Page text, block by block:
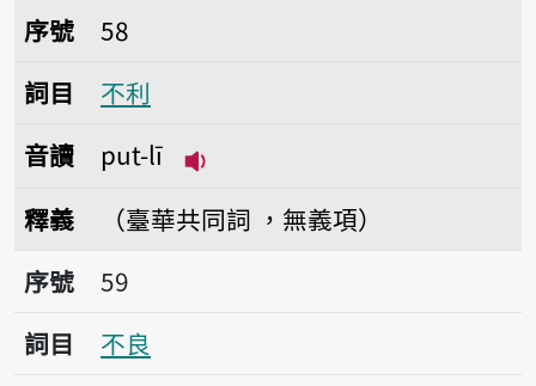
序號58不利
序號
58
詞目
不利
音讀
put-lī
釋義
（臺華共同詞 ，無義項）
序號59不良
序號
59
詞目
不良